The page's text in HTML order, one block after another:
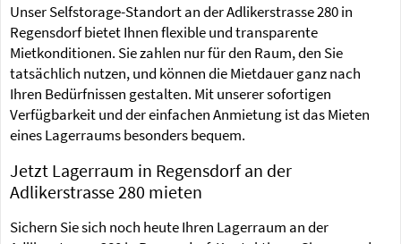
Unser Selfstorage-Standort an der Adlikerstrasse 280 in
Regensdorf bietet Ihnen flexible und transparente
Mietkonditionen. Sie zahlen nur für den Raum, den Sie
tatsächlich nutzen, und können die Mietdauer ganz nach
Ihren Bedürfnissen gestalten. Mit unserer sofortigen
Verfügbarkeit und der einfachen Anmietung ist das Mieten
eines Lagerraums besonders bequem.
Jetzt Lagerraum in Regensdorf an der
Adlikerstrasse 280 mieten
Sichern Sie sich noch heute Ihren Lagerraum an der